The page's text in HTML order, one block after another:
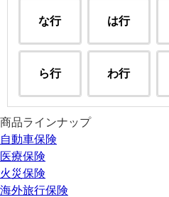
な行 は行
ら行 わ行
商品ラインナップ
自動車保険
医療保険
火災保険
海外旅行保険